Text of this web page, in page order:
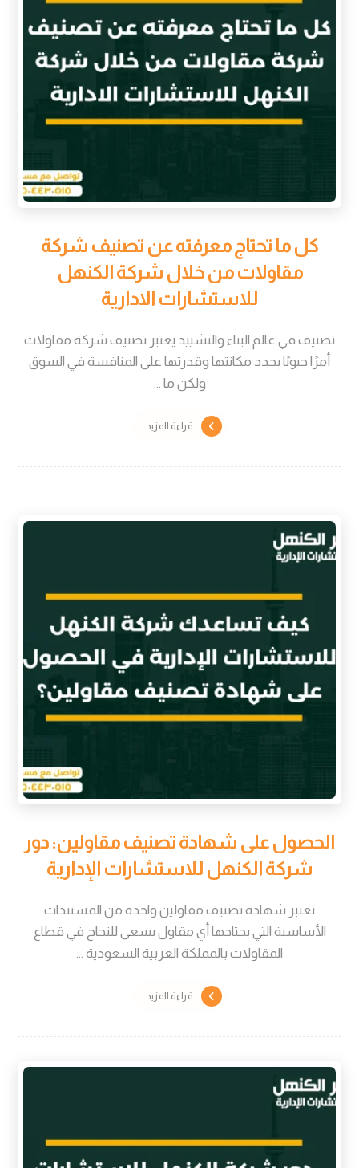
كل ما تحتاج معرفته عن تصنيف شركة
مقاولات من خلال شركة الكنهل
للاستشارات الادارية
تصنيف في عالم البناء والتشييد يعتبر تصنيف شركة مقاولات
أمرًا حيويًا يحدد مكانتها وقدرتها على المنافسة في السوق
ولكن ما ...
قراءة المزيد
الحصول على شهادة تصنيف مقاولين: دور
شركة الكنهل للاستشارات الإدارية
تعتبر شهادة تصنيف مقاولين واحدة من المستندات
الأساسية التي يحتاجها أي مقاول يسعى للنجاح في قطاع
المقاولات بالمملكة العربية السعودية ...
قراءة المزيد